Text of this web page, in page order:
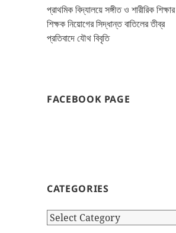
প্রাথমিক বিদ্যালয়ে সঙ্গীত ও শারীরিক শিক্ষার
শিক্ষক নিয়োগের সিদ্ধান্ত বাতিলের তীব্র
প্রতিবাদে যৌথ বিবৃতি
FACEBOOK PAGE
CATEGORIES
Categories